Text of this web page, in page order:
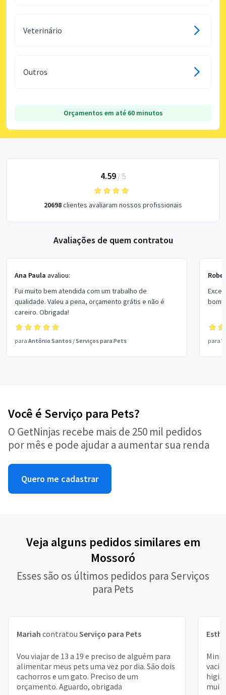
Veterinário
Outros
Orçamentos em até 60 minutos
4.59/ 5
20698clientes avaliaram nossos profissionais
Avaliações de quem contratou
Ana Paula avaliou:
Fui muito bem atendida com um trabalho de
qualidade. Valeu a pena, orçamento grátis e não é
careiro. Obrigada!
para Antônio Santos /Serviços para Pets
bom
para
Você é Serviço para Pets?
O GetNinjas recebe mais de 250 mil pedidos
por mês e pode ajudar a aumentar sua renda
Quero me cadastrar
Veja alguns pedidos similares em
Mossoró
Esses são os últimos pedidos para Serviços
para Pets
Mariah contratou Serviço para Pets
Vou viajar de 13 a 19 e preciso de alguém para
alimentar meus pets uma vez por dia. São dois
cachorros e um gato. Preciso de um
orçamento. Aguardo, obrigada